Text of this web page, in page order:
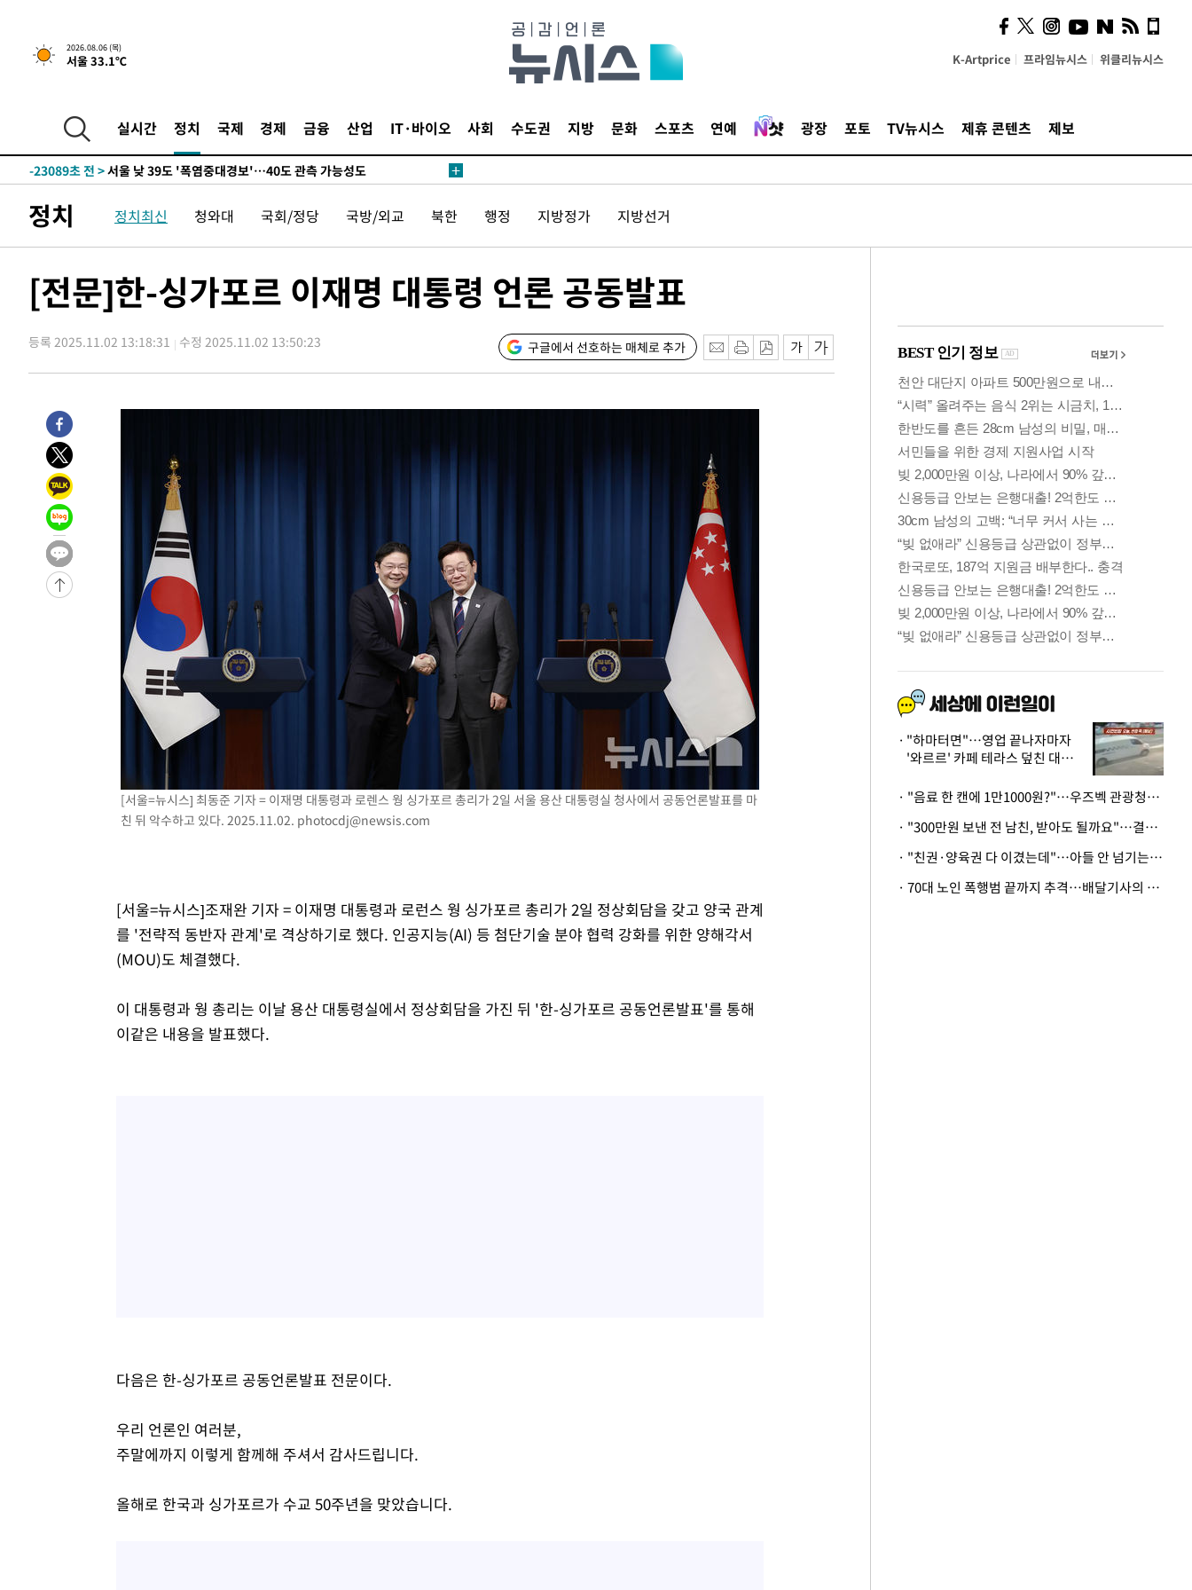
2026.08.06 (목)
서울 33.1℃ K-Artprice 프라임뉴시스 위클리뉴시스
실시간 정치 국제 경제 금융 산업 IT·바이오 사회 수도권 지방 문화 스포츠 연예 광장 포토 TV뉴시스 제휴 콘텐츠 제보
-30580초 전 >[속보]전남광주 초대 시민추천 부시장에 백승주·윤난실
-28141초 전 >서울 열대야 15일째 지속…비공식 '초열대야' 30도 넘어
-26691초 전 >
[속보]코스피, 119.51포인트(1.81%) 내린 6478.75 개장
-23138초 전 >
-23089초 전 >서울 낮 39도 '폭염중대경보'…40도 관측 가능성도
-12624초 전 >
[속보] 호르무즈 해협 이란-오만 협상 기대속 뉴욕증시 혼조 마감 다
-10979초 전 >[속보] 이란 대통령 "지금 최고지도자와 소통하기가 매우 어려워"
-32148초 전 >
[속보]경찰, '홍명보 선임 논란' 대한축구협회·축구회관 등 압수수
색-31535초 전 >[속보]산업장관 "美무역법 제301조 과잉생산 결과 발표 8월 중 예
상
-31328초 전 >[속보]코스피 매도사이드카 발동…4%대 급락
-26728초 전 >
-26711초 전 >
-23158초 전 >
6월 경상수지 497.3억 달러…두 달 연속 사상 최대
-23109초 전 >
서울 낮 39도 '폭염중대경보'…40도 관측 가능성도
-20471초 전 >
미 워싱턴주 스포캔 시의 통제불능 3개 산불, 방화선 일부 구축
-12644초 전 >
[속보] 호르무즈 해협 이란-오만 협상 기대속 뉴욕증시 혼조 마감 다
우 0.49%↑
-10999초 전 >
[속보] 이란 대통령 "지금 최고지도자와 소통하기가 매우 어려워"
취임 3년 인터뷰
1시간 전 > [속보] "이란-오만, 호르무즈 해협 통행 항로 합의" 이란 외무부 대변인
정치 정치최신 청와대 국회/정당 국방/외교 북한 행정 지방정가 지방선거
[전문]한-싱가포르 이재명 대통령 언론 공동발표
등록 2025.11.02 13:18:31 수정 2025.11.02 13:50:23 구글에서 선호하는 매체로 추가
[서울=뉴시스] 최동준 기자 = 이재명 대통령과 로렌스 웡 싱가포르 총리가 2일 서울 용산 대통령실 청사에서 공동언론발표를 마
친 뒤 악수하고 있다. 2025.11.02. photocdj@newsis.com
[서울=뉴시스]조재완 기자 = 이재명 대통령과 로런스 웡 싱가포르 총리가 2일 정상회담을 갖고 양국 관계
를 '전략적 동반자 관계'로 격상하기로 했다. 인공지능(AI) 등 첨단기술 분야 협력 강화를 위한 양해각서
(MOU)도 체결했다.
이 대통령과 웡 총리는 이날 용산 대통령실에서 정상회담을 가진 뒤 '한-싱가포르 공동언론발표'를 통해
이같은 내용을 발표했다.
다음은 한-싱가포르 공동언론발표 전문이다.
우리 언론인 여러분,
주말에까지 이렇게 함께해 주셔서 감사드립니다.
올해로 한국과 싱가포르가 수교 50주년을 맞았습니다.
카페사장들 "배달플랫폼 상
생안이 더 절실"
"하마터면"…영업 끝나자마자
'와르르' 카페 테라스 덮친 대리
· "음료 한 캔에 1만1000원?"…우즈벡 관광청까지 나섰다, 유튜버 폭로 후폭풍
· "300만원 보낸 전 남친, 받아도 될까요"…결혼 앞둔 예비신부의 뜻밖 고충
· "친권·양육권 다 이겼는데"…아들 안 넘기는 아내에 '강제집행' 가능할까
· 70대 노인 폭행범 끝까지 추격…배달기사의 용기, 추가 피해 막았다